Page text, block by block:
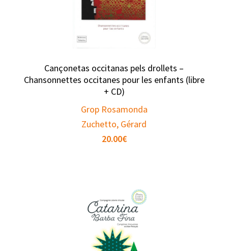
Cançonetas occitanas pels drollets –
Chansonnettes occitanes pour les enfants (libre
+ CD)
Grop Rosamonda
Zuchetto, Gérard
20.00€